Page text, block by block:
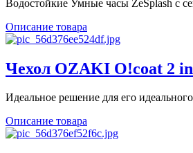
Водостойкие Умные часы ZeSplash с
Описание товара
Чехол OZAKI O!coat 2
Идеальное решение для его
Описание товара